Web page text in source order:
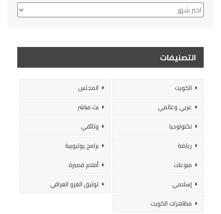
الأرشيف
التصنيفات
الكويت
المجلس
عربي وعالمي
بث مباشر
تكنولوجيا
وثائقي
رياضة
برامج يوتيوبية
منوعات
أفلام قصيرة
إسلامي
توثيق الغزو العراقي
مظاهرات الكويت